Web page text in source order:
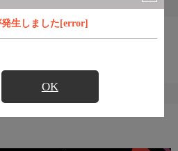
生しました[error]
OK
組